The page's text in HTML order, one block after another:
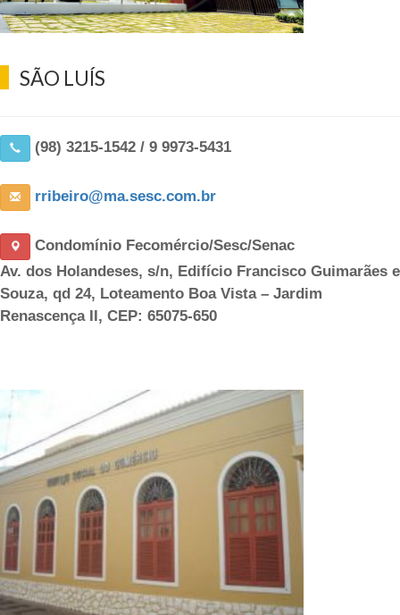
SÃO LUÍS
(98) 3215-1542 / 9 9973-5431
rribeiro@ma.sesc.com.br
Condomínio Fecomércio/Sesc/Senac
Av. dos Holandeses, s/n, Edifício Francisco Guimarães e
Souza, qd 24, Loteamento Boa Vista – Jardim
Renascença II, CEP: 65075-650